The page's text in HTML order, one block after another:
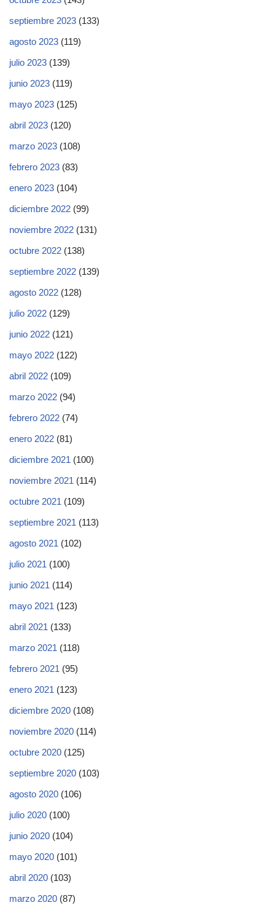
septiembre 2023 (133)
agosto 2023 (119)
julio 2023 (139)
junio 2023 (119)
mayo 2023 (125)
abril 2023 (120)
marzo 2023 (108)
febrero 2023 (83)
enero 2023 (104)
diciembre 2022 (99)
noviembre 2022 (131)
octubre 2022 (138)
septiembre 2022 (139)
agosto 2022 (128)
julio 2022 (129)
junio 2022 (121)
mayo 2022 (122)
abril 2022 (109)
marzo 2022 (94)
febrero 2022 (74)
enero 2022 (81)
diciembre 2021 (100)
noviembre 2021 (114)
octubre 2021 (109)
septiembre 2021 (113)
agosto 2021 (102)
julio 2021 (100)
junio 2021 (114)
mayo 2021 (123)
abril 2021 (133)
marzo 2021 (118)
febrero 2021 (95)
enero 2021 (123)
diciembre 2020 (108)
noviembre 2020 (114)
octubre 2020 (125)
septiembre 2020 (103)
agosto 2020 (106)
julio 2020 (100)
junio 2020 (104)
mayo 2020 (101)
abril 2020 (103)
marzo 2020 (87)